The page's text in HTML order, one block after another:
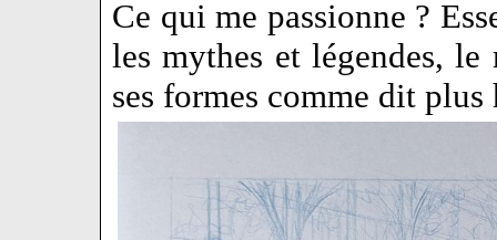
Ce qui me passionne ?
les mythes et légendes, le
ses formes comme dit